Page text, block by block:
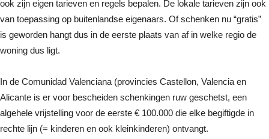
ook zijn eigen tarieven en regels bepalen. De lokale tarieven zijn ook
van toepassing op buitenlandse eigenaars. Of schenken nu “gratis”
is geworden hangt dus in de eerste plaats van af in welke regio de
woning dus ligt.
In de Comunidad Valenciana (provincies Castellon, Valencia en
Alicante is er voor bescheiden schenkingen ruw geschetst, een
algehele vrijstelling voor de eerste € 100.000 die elke begiftigde in
rechte lijn (= kinderen en ook kleinkinderen) ontvangt.